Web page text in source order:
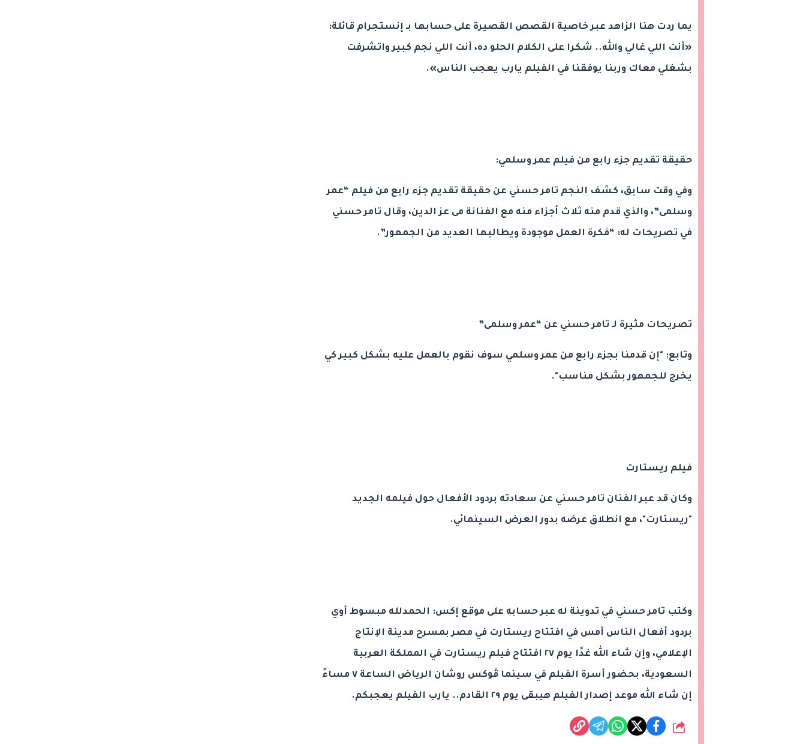
يما ردت هنا الزاهد عبر خاصية القصص القصيرة على حسابها بـ إنستجرام قائلة:
«أنت اللي غالي والله.. شكرا على الكلام الحلو ده، أنت اللي نجم كبير واتشرفت
بشغلي معاك وربنا يوفقنا في الفيلم يارب يعجب الناس».
حقيقة تقديم جزء رابع من فيلم عمر وسلمي:
وفي وقت سابق، كشف النجم تامر حسني عن حقيقة تقديم جزء رابع من فيلم “عمر
وسلمى”، والذي قدم منه ثلاث أجزاء منه مع الفنانة مى عز الدين، وقال تامر حسني
في تصريحات له: “فكرة العمل موجودة ويطالبها العديد من الجمهور”.
تصريحات مثيرة لـ تامر حسني عن “عمر وسلمى”
وتابع: "إن قدمنا بجزء رابع من عمر وسلمي سوف نقوم بالعمل عليه بشكل كبير كي
يخرج للجمهور بشكل مناسب".
فيلم ريستارت
وكان قد عبر الفنان تامر حسني عن سعادته بردود الأفعال حول فيلمه الجديد
"ريستارت"، مع انطلاق عرضه بدور العرض السينمائي.
وكتب تامر حسني في تدوينة له عبر حسابه على موقع إكس: الحمدلله مبسوط أوي
بردود أفعال الناس أمس في افتتاح ريستارت في مصر بمسرح مدينة الإنتاج
الإعلامي، وإن شاء الله غدًا يوم ٢٧ افتتاح فيلم ريستارت في المملكة العربية
السعودية، بحضور أسرة الفيلم في سينما ڤوكس روشان الرياض الساعة ٧ مساءً
إن شاء الله موعد إصدار الفيلم هيبقى يوم ٢٩ القادم.. يارب الفيلم يعجبكم.
شارك